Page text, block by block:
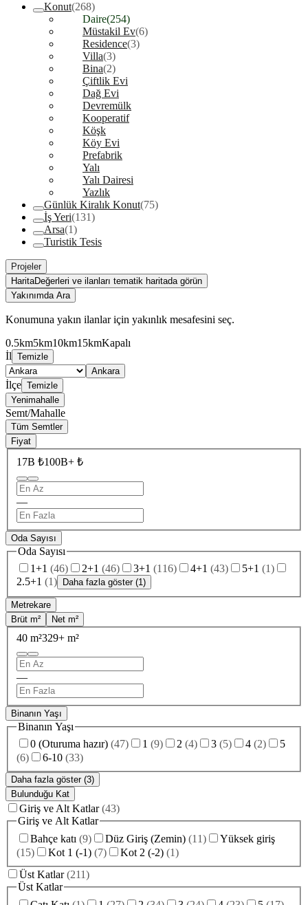
Konut(268)
Daire(254)
Müstakil Ev(6)
Residence(3)
Villa(3)
Bina(2)
Çiftlik Evi
Dağ Evi
Devremülk
Kooperatif
Köşk
Köy Evi
Prefabrik
Yalı
Yalı Dairesi
Yazlık
Günlük Kiralık Konut(75)
İş Yeri(131)
Arsa(1)
Turistik Tesis
Projeler
HaritaDeğerleri ve ilanları tematik haritada görün
Yakınımda Ara
Konumuna yakın ilanlar için yakınlık mesafesini seç.
0.5km5km10km15kmKapalı
İl Temizle
Ankara
İlçe Temizle
Yenimahalle
Semt/Mahalle
Tüm Semtler
Fiyat
17B ₺100B+ ₺
—
Oda Sayısı
Oda Sayısı
1+1 (46) 2+1 (46) 3+1 (116) 4+1 (43) 5+1 (1)
2.5+1 (1) Daha fazla göster (1)
Metrekare
Brüt m²
Net m²
40 m²329+ m²
—
Binanın Yaşı
Binanın Yaşı
0 (Oturuma hazır) (47) 1 (9) 2 (4) 3 (5) 4 (2)
5
(6) 6-10 (33)
Daha fazla göster (3)
Bulunduğu Kat
Giriş ve Alt Katlar (43)
Giriş ve Alt Katlar
Bahçe katı (9) Düz Giriş (Zemin) (11)
Yüksek giriş
(15) Kot 1 (-1) (7) Kot 2 (-2) (1)
Üst Katlar (211)
Üst Katlar